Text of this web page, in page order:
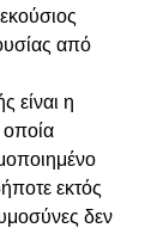
από
είναι η
εκτός
δεν